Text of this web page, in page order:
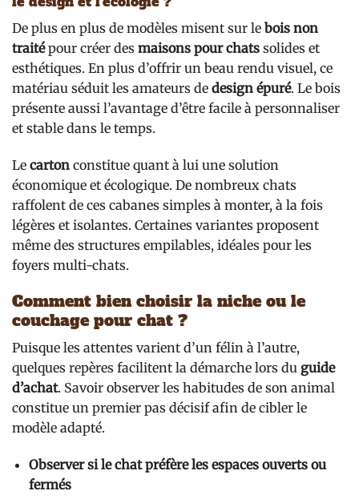
De plus en plus de modèles misent sur le bois non
traitépour créer des maisons pour chats solides et
esthétiques. En plus d’offrir un beau rendu visuel, ce
matériau séduit les amateurs de design épuré. Le bois
présente aussi l’avantage d’être facile à personnaliser
et stable dans le temps.
Le carton constitue quant à lui une solution
économique et écologique. De nombreux chats
raffolent de ces cabanes simples à monter, à la fois
légères et isolantes. Certaines variantes proposent
même des structures empilables, idéales pour les
foyers multi-chats.
Comment bien choisir la niche ou le
couchage pour chat ?
Puisque les attentes varient d’un félin à l’autre,
quelques repères facilitent la démarche lors du guide
d’achat. Savoir observer les habitudes de son animal
constitue un premier pas décisif afin de cibler le
modèle adapté.
Observer si le chat préfère les espaces ouverts ou
fermés